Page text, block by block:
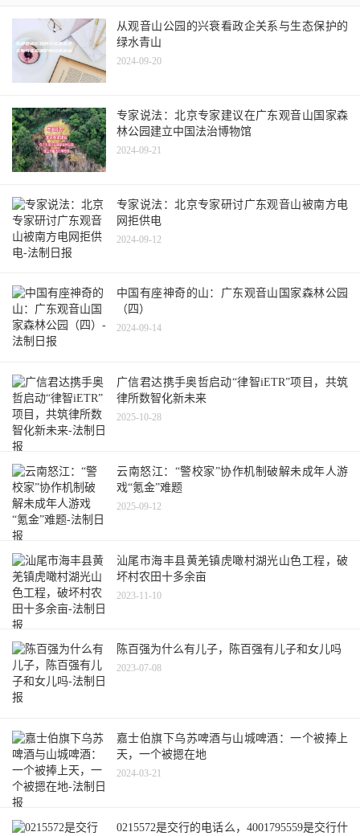
从观音山公园的兴衰看政企关系与生态保护的
绿水青山
2024-09-20
专家说法：北京专家建议在广东观音山国家森
林公园建立中国法治博物馆
2024-09-21
专家说法：北京专家研讨广东观音山被南方电
网拒供电
2024-09-12
中国有座神奇的山：广东观音山国家森林公园
（四）
2024-09-14
广信君达携手奥哲启动“律智iETR”项目，共筑
律所数智化新未来
2025-10-28
云南怒江：“警校家”协作机制破解未成年人游
戏“氪金”难题
2025-09-12
汕尾市海丰县黄羌镇虎噉村湖光山色工程，破
坏村农田十多余亩
2023-11-10
陈百强为什么有儿子，陈百强有儿子和女儿吗
2023-07-08
嘉士伯旗下乌苏啤酒与山城啤酒：一个被捧上
天，一个被摁在地
2024-03-21
0215572是交行的电话么，4001795559是交行什